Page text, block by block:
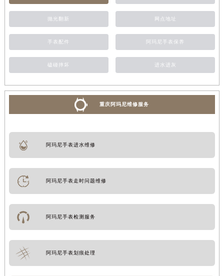
抛光翻新 网点地址
手表配件 阿玛尼手表保养
磕碰摔坏 进水进灰
重庆阿玛尼维修服务
阿玛尼手表进水维修
阿玛尼手表走时问题维修
阿玛尼手表检测服务
阿玛尼手表划痕处理